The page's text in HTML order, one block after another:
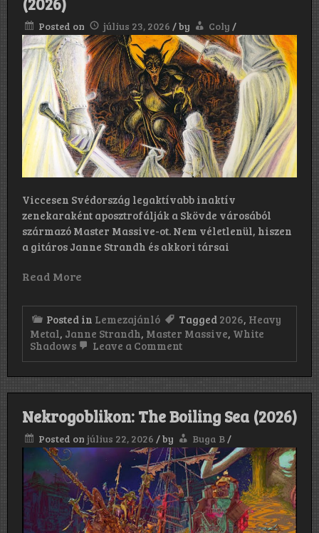
Posted on július 23, 2026 /by Coly /
Viccesen Svédország legaktívabb inaktív
zenekaraként aposztrofálják a Skövde városából
származó Master Massive-ot. Nem véletlenül, hiszen
a gitáros Janne Strandh és akkori társai
Read More
Posted in Lemezajánló Tagged 2026, Heavy
Metal, Janne Strandh, Master Massive, White
Shadows
Leave a Commenton
White
Shadows
Nekrogoblikon: The Boiling Sea (2026)
Posted on július 22, 2026 /by Buga B/